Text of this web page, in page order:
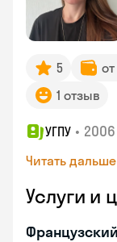
5
1 отзыв
УГПУ • 2006
Читать дальше
Услуги и